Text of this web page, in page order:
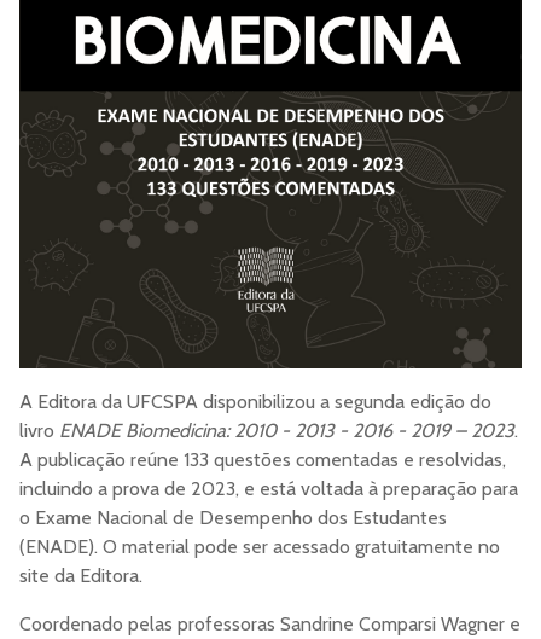
A Editora da UFCSPA disponibilizou a segunda edição do
livro ENADE Biomedicina: 2010 - 2013 - 2016 - 2019 – 2023.
A publicação reúne 133 questões comentadas e resolvidas,
incluindo a prova de 2023, e está voltada à preparação para
o Exame Nacional de Desempenho dos Estudantes
(ENADE). O material pode ser acessado gratuitamente no
site da Editora.
Coordenado pelas professoras Sandrine Comparsi Wagner e